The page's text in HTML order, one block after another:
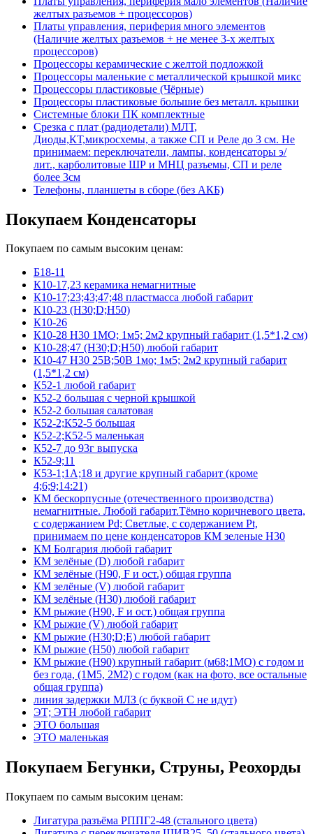
желтых разъемов + процессоров)
Платы управления, периферия много элементов
(Наличие желтых разъемов + не менее 3-х желтых
процессоров)
Процессоры керамические с желтой подложкой
Процессоры маленькие с металлической крышкой микс
Процессоры пластиковые (Чёрные)
Процессоры пластиковые большие без металл. крышки
Системные блоки ПК комплектные
Срезка с плат (радиодетали) МЛТ,
Диоды,КТ,микросхемы, а также СП и Реле до 3 см. Не
принимаем: переключатели, лампы, конденсаторы э/
лит., карболитовые ШР и МНЦ разъемы, СП и реле
более 3см
Телефоны, планшеты в сборе (без АКБ)
Покупаем Конденсаторы
Покупаем по самым высоким ценам:
Б18-11
К10-17,23 керамика немагнитные
К10-17;23;43;47;48 пластмасса любой габарит
К10-23 (Н30;D;Н50)
К10-26
К10-28 Н30 1МО; 1м5; 2м2 крупный габарит (1,5*1,2 см)
К10-28;47 (Н30;D;Н50) любой габарит
К10-47 Н30 25В;50В 1мо; 1м5; 2м2 крупный габарит
(1,5*1,2 см)
К52-1 любой габарит
К52-2 большая с черной крышкой
К52-2 большая салатовая
К52-2;К52-5 большая
К52-2;К52-5 маленькая
К52-7 до 93г выпуска
К52-9;11
К53-1;1А;18 и другие крупный габарит (кроме
4;6;9;14:21)
КМ бескорпусные (отечественного производства)
немагнитные. Любой габарит.Тёмно коричневого цвета,
с содержанием Pd; Светлые, с содержанием Pt,
принимаем по цене конденсаторов КМ зеленые Н30
КМ Болгария любой габарит
КМ зелёные (D) любой габарит
КМ зелёные (H90, F и ост.) общая группа
КМ зелёные (V) любой габарит
КМ зелёные (Н30) любой габарит
КМ рыжие (H90, F и ост.) общая группа
КМ рыжие (V) любой габарит
КМ рыжие (Н30;D;E) любой габарит
КМ рыжие (Н50) любой габарит
КМ рыжие (Н90) крупный габарит (м68;1МО) с годом и
без года, (1М5, 2М2) с годом (как на фото, все остальные
общая группа)
линия задержки МЛЗ (с буквой С не идут)
ЭТ; ЭТН любой габарит
ЭТО большая
ЭТО маленькая
Покупаем Бегунки, Струны, Реохорды
Покупаем по самым высоким ценам:
Лигатура разъёма РППГ2-48 (стального цвета)